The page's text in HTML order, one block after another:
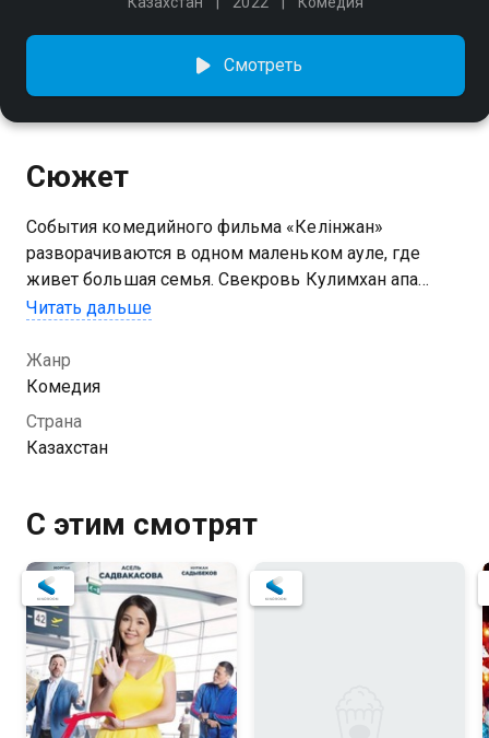
Смотреть
Сюжет
События комедийного фильма «Келiнжан»
разворачиваются в одном маленьком ауле, где
живет большая семья. Свекровь Кулимхан апа
больше всего беспокоят непростые
постоянно ссорятся друг с другом. Однако недавно
появилась куда более серьезная проблема –
молодые дельцы из Шымкента хотят купить здесь
большой земельный участок, который, оказывается,
землю надо переоформить на одного из сыновей.
Каждый из трех братьев готов оформить землю на
себя, но никто из них не признается в том, что хотят
они это сделать, чтобы забрать все деньги себе. Так
завязывается ссора, и Кулимхан апа запрещает
сыновьям даже думать о земле. Это не нравится
невесткам, они решают продать землю втайне от
всех и разделить деньги между собой. Режиссер:
Ернар Нургалиев. Актеры: Лейло Бекназар,Рустем
Читать дальше
Жанр
Комедия
Страна
Казахстан
С этим смотрят